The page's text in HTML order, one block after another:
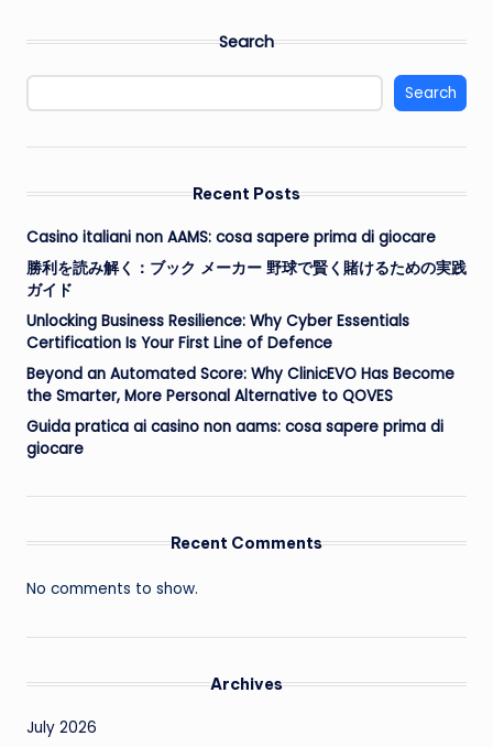
Search
Search
Recent Posts
Casino italiani non AAMS: cosa sapere prima di giocare
勝利を読み解く：ブック メーカー 野球で賢く賭けるための実践
ガイド
Unlocking Business Resilience: Why Cyber Essentials
Certification Is Your First Line of Defence
Beyond an Automated Score: Why ClinicEVO Has Become
the Smarter, More Personal Alternative to QOVES
Guida pratica ai casino non aams: cosa sapere prima di
giocare
Recent Comments
No comments to show.
Archives
July 2026